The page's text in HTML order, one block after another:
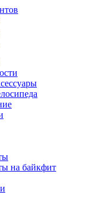
на байкфит